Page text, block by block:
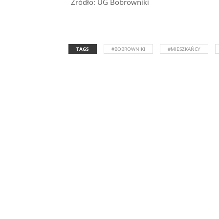
Źródło: UG Bobrowniki
TAGS #BOBROWNIKI #MIESZKAŃCY